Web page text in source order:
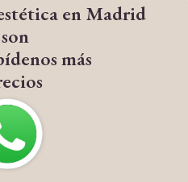
en Madrid
más